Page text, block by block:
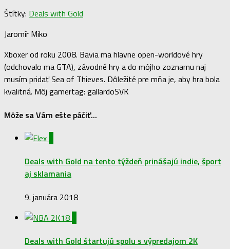
Štítky: Deals with Gold
Jaromír Miko
Xboxer od roku 2008. Bavia ma hlavne open-worldové hry
(odchovalo ma GTA), závodné hry a do môjho zoznamu naj
musím pridať Sea of Thieves. Dôležité pre mňa je, aby hra bola
kvalitná. Môj gamertag: gallardoSVK
Môže sa Vám ešte páčiť...
Deals with Gold na tento týždeň prinášajú indie, šport
aj sklamania
9. januára 2018
Deals with Gold štartujú spolu s výpredajom 2K